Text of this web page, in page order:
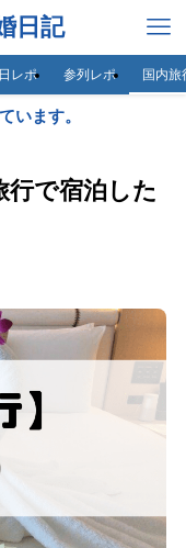
日記
レポ 参列レポ 国内旅
います。
行で宿泊した